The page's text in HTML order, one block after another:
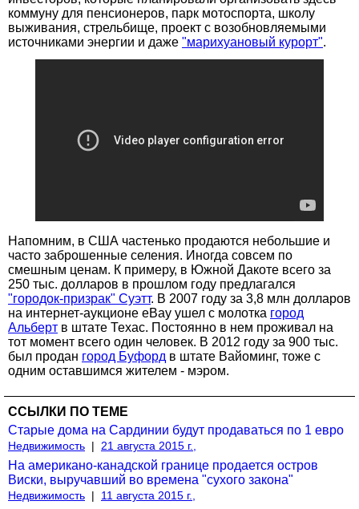
коммуну для пенсионеров, парк мотоспорта, школу
выживания, стрельбище, проект с возобновляемыми
источниками энергии и даже "марихуановый курорт".
Напомним, в США частенько продаются небольшие и
часто заброшенные селения. Иногда совсем по
смешным ценам. К примеру, в Южной Дакоте всего за
250 тыс. долларов в прошлом году предлагался
"городок-призрак" Суэтт. В 2007 году за 3,8 млн долларов
на интернет-аукционе eBay ушел с молотка город
Альберт в штате Техас. Постоянно в нем проживал на
тот момент всего один человек. В 2012 году за 900 тыс.
был продан город Буфорд в штате Вайоминг, тоже с
одним оставшимся жителем - мэром.
ССЫЛКИ ПО ТЕМЕ
Старые дома на Сардинии будут продаваться по 1 евро
Недвижимость | 21 августа 2015 г.,
На американо-канадской границе продается остров
Виски, выручавший во времена "сухого закона"
Недвижимость | 11 августа 2015 г.,